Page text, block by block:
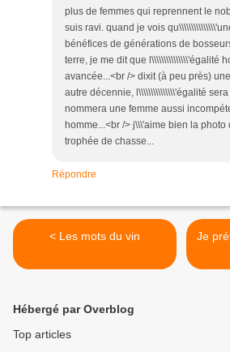
plus de femmes qui reprennent le
suis ravi. quand je vois
bénéfices de générations de
terre, je me dit que l\\\\\\\\\\\\\\\'égalité
avancée...<br /> dixit (à peu près)
autre décennie, l\\\\\\\\\\\\\\\'égalité
nommera une femme aussi
homme...<br /> j\\\'aime bien la
trophée de chasse...
Répondre
< Les mots du vin
Je
Hébergé par Overblog
Top articles